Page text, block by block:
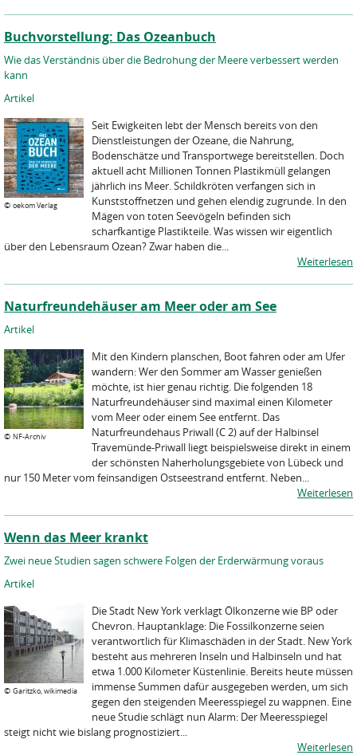
Buchvorstellung: Das Ozeanbuch
Wie das Verständnis über die Bedrohung der Meere verbessert werden
kann
Artikel
© oekom Verlag
Seit Ewigkeiten lebt der Mensch bereits von den
Dienstleistungen der Ozeane, die Nahrung,
Bodenschätze und Transportwege bereitstellen. Doch
aktuell acht Millionen Tonnen Plastikmüll gelangen
jährlich ins Meer. Schildkröten verfangen sich in
Kunststoffnetzen und gehen elendig zugrunde. In den
Mägen von toten Seevögeln befinden sich
scharfkantige Plastikteile. Was wissen wir eigentlich
über den Lebensraum Ozean? Zwar haben die...
Weiterlesen
Naturfreundehäuser am Meer oder am See
Artikel
© NF-Archiv
Mit den Kindern planschen, Boot fahren oder am Ufer
wandern: Wer den Sommer am Wasser genießen
möchte, ist hier genau richtig. Die folgenden 18
Naturfreundehäuser sind maximal einen Kilometer
vom Meer oder einem See entfernt. Das
Naturfreundehaus Priwall (C 2) auf der Halbinsel
Travemünde-Priwall liegt beispielsweise direkt in einem
der schönsten Naherholungsgebiete von Lübeck und
nur 150 Meter vom feinsandigen Ostseestrand entfernt. Neben...
Weiterlesen
Wenn das Meer krankt
Zwei neue Studien sagen schwere Folgen der Erderwärmung voraus
Artikel
© Garitzko, wikimedia
Die Stadt New York verklagt Ölkonzerne wie BP oder
Chevron. Hauptanklage: Die Fossilkonzerne seien
verantwortlich für Klimaschäden in der Stadt. New York
besteht aus mehreren Inseln und Halbinseln und hat
etwa 1.000 Kilometer Küstenlinie. Bereits heute müssen
immense Summen dafür ausgegeben werden, um sich
gegen den steigenden Meeresspiegel zu wappnen. Eine
neue Studie schlägt nun Alarm: Der Meeresspiegel
steigt nicht wie bislang prognostiziert...
Weiterlesen